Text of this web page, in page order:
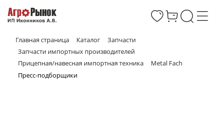
Главная страница Каталог
Запчасти
Запчасти импортных производителей
Прицепная/навесная импортная техника
Metal Fach
Пресс-подборщики